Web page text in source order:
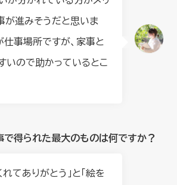
が進みそうだと思いま
仕事場所ですが、家事と
いので助かっているとこ
で得られた最大のものは何ですか？
れてありがとう」と「絵を